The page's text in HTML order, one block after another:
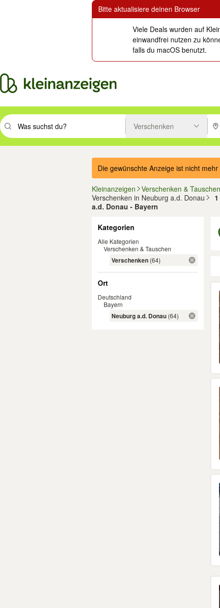
Bitte aktualisiere deinen Browser
Viele Deals wurden auf
einwandfrei nutzen zu
falls du macOS benutzt.
Suchbegriff eingeben. Eingabetaste drücken um zu suchen, oder
Verschenken
Die gewünschte Anzeige ist nicht
Kleinanzeigen
Verschenken & Tauschen
Verschenken in Neuburg a.d. Donau
a.d. Donau - Bayern
Kategorien
Alle Kategorien
Verschenken & Tauschen
Verschenken (64)
Ort
Deutschland
Bayern
Neuburg a.d. Donau (64)